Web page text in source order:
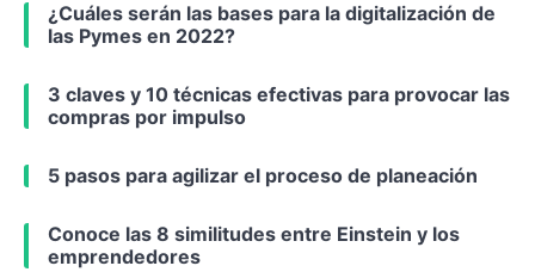
¿Cuáles serán las bases para la digitalización de
las Pymes en 2022?
3 claves y 10 técnicas efectivas para provocar las
compras por impulso
5 pasos para agilizar el proceso de planeación
Conoce las 8 similitudes entre Einstein y los
emprendedores